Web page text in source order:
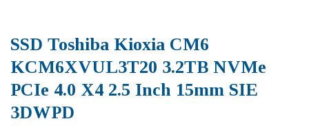
SSD Toshiba Kioxia CM6
KCM6XVUL3T20 3.2TB NVMe
PCIe 4.0 X4 2.5 Inch 15mm SIE
3DWPD